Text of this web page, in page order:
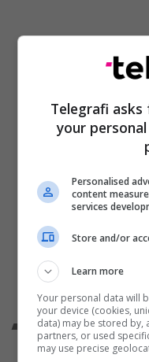
Promo
Telegrafi
your
Personalised
content
services
Store and/or
Learn more
Your personal data will
your device (cookies,
data) may be stored by,
partners, or used
may use precise